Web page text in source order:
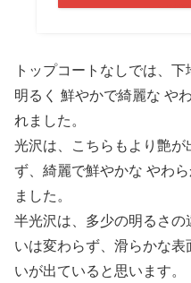
トップコートなしでは、
明るく 鮮やかで綺麗な や
れました。
光沢は、こちらもより艶
ず、綺麗で鮮やかな やわ
ました。
半光沢は、多少の明るさ
いは変わらず、滑らかな
いが出ていると思います。